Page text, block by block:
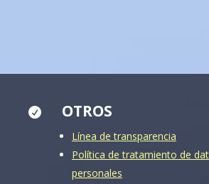
 OTROS
Línea de transparencia
Política de tratamiento de
personales